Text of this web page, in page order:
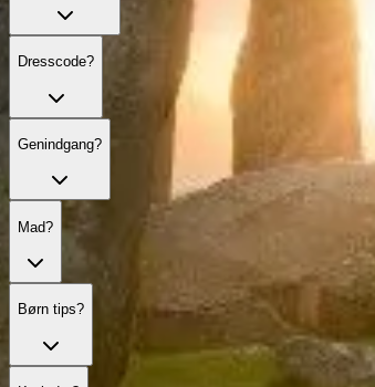
Dresscode?
Genindgang?
Mad?
Børn tips?